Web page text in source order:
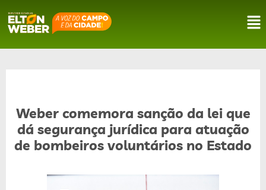
Weber comemora sanção da lei que
dá segurança jurídica para atuação
de bombeiros voluntários no Estado